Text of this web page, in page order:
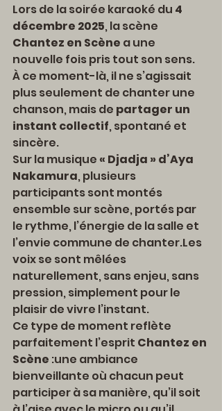
Lors de la soirée karaoké du 4
décembre 2025, la scène
Chantez en Scène a une
nouvelle fois pris tout son sens.
À ce moment-là, il ne s’agissait
plus seulement de chanter une
chanson, mais de partager un
instant collectif, spontané et
sincère.
Sur la musique « Djadja » d’Aya
Nakamura, plusieurs
participants sont montés
ensemble sur scène, portés par
le rythme, l’énergie de la salle et
l’envie commune de chanter.Les
voix se sont mêlées
naturellement, sans enjeu, sans
pression, simplement pour le
plaisir de vivre l’instant.
Ce type de moment reflète
parfaitement l’esprit Chantez en
Scène :une ambiance
bienveillante où chacun peut
participer à sa manière, qu’il soit